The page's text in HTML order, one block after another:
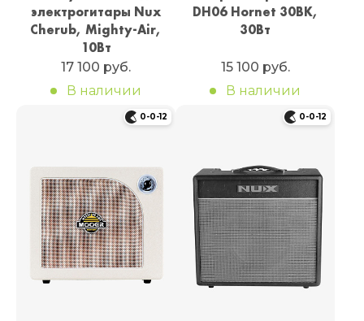
электрогитары Nux
Cherub, Mighty-Air,
10Вт
17 100 руб.
В наличии
DH06 Hornet 30BK,
30Вт
15 100 руб.
В наличии
0-0-12 0-0-12